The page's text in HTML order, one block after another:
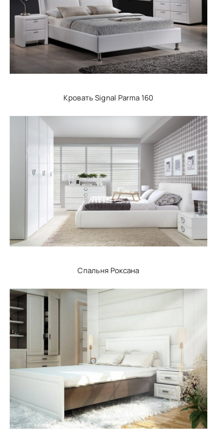
Кровать Signal Parma 160
Спальня Роксана